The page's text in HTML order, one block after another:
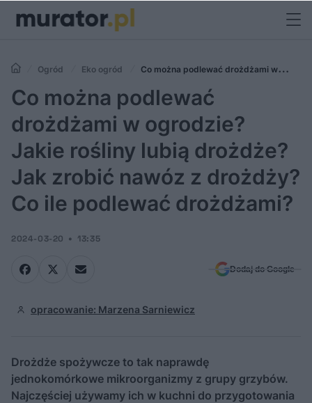
Ogród Eko ogród
Co można podlewać drożdżami w
ogrodzie? Jakie rośliny lubią drożdże? Jak zrobić nawóz z drożdży?
Co ile podlewać drożdżami?
Co można podlewać
drożdżami w ogrodzie?
Jakie rośliny lubią drożdże?
Jak zrobić nawóz z drożdży?
Co ile podlewać drożdżami?
2024-03-20 13:35
Dodaj do Google
opracowanie: Marzena Sarniewicz
Drożdże spożywcze to tak naprawdę
jednokomórkowe mikroorganizmy z grupy grzybów.
Najczęściej używamy ich w kuchni do przygotowania